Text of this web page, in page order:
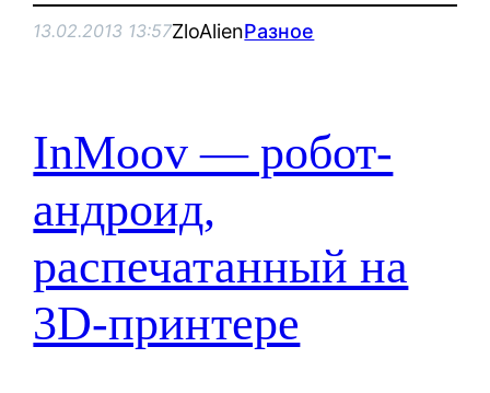
13.02.2013 13:57ZloAlienРазное
InMoov — робот-
андроид,
распечатанный на
3D-принтере